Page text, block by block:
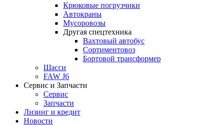
Крюковые погрузчики
Автокраны
Мусоровозы
Другая спецтехника
Вахтовый автобус
Сортиментовоз
Бортовой трансформер
Шасси
FAW J6
Сервис и Запчасти
Сервис
Запчасти
Лизинг и кредит
Новости